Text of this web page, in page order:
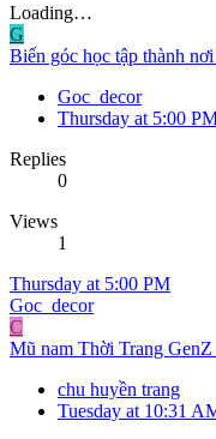
Loading…
G
Biến góc học tập thành
Goc_decor
Thursday at 5:00
Replies
0
Views
1
Thursday at 5:00 PM
Goc_decor
C
Mũ nam Thời Trang
chu huyền trang
Tuesday at 10:31